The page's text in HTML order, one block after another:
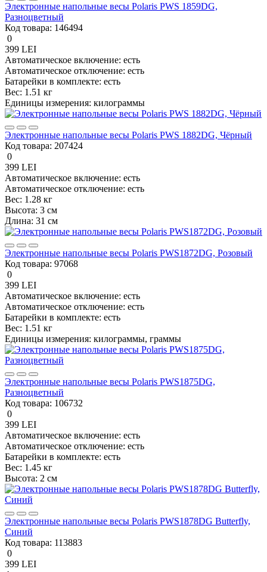
Электронные напольные весы Polaris PWS 1859DG,
Разноцветный
Код товара: 146494
0
399 LEI
Автоматическое включение: есть
Автоматическое отключение: есть
Батарейки в комплекте: есть
Вес: 1.51 кг
Единицы измерения: килограммы
Электронные напольные весы Polaris PWS 1882DG, Чёрный
Код товара: 207424
0
399 LEI
Автоматическое включение: есть
Автоматическое отключение: есть
Вес: 1.28 кг
Высота: 3 см
Длина: 31 см
Электронные напольные весы Polaris PWS1872DG, Розовый
Код товара: 97068
0
399 LEI
Автоматическое включение: есть
Автоматическое отключение: есть
Батарейки в комплекте: есть
Вес: 1.51 кг
Единицы измерения: килограммы, граммы
Электронные напольные весы Polaris PWS1875DG,
Разноцветный
Код товара: 106732
0
399 LEI
Автоматическое включение: есть
Автоматическое отключение: есть
Батарейки в комплекте: есть
Вес: 1.45 кг
Высота: 2 см
Электронные напольные весы Polaris PWS1878DG Butterfly,
Синий
Код товара: 113883
0
399 LEI